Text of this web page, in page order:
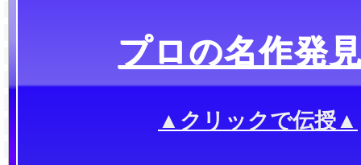
プロの名作発
▲クリックで伝授▲